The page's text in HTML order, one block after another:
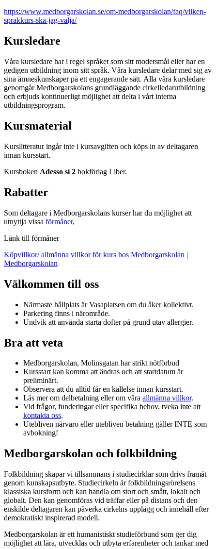
https://www.medborgarskolan.se/om-medborgarskolan/faq/vilken-
sprakkurs-ska-jag-valja/
Kursledare
Våra kursledare har i regel språket som sitt modersmål eller har en
gedigen utbildning inom sitt språk. Våra kursledare delar med sig av
sina ämneskunskaper på ett engagerande sätt. Alla våra kursledare
genomgår Medborgarskolans grundläggande cirkelledarutbildning
och erbjuds kontinuerligt möjlighet att delta i vårt interna
utbildningsprogram.
Kursmaterial
Kurslitteratur ingår inte i kursavgiften och köps in av deltagaren
innan kursstart.
Kursboken Adesso sì 2 bokförlag Liber.
Rabatter
Som deltagare i Medborgarskolans kurser har du möjlighet att
utnyttja vissa förmåner,
Länk till förmåner
Köpvillkor/ allmänna villkor för kurs hos Medborgarskolan |
Medborgarskolan
Välkommen till oss
Närmaste hållplats är Vasaplatsen om du åker kollektivt.
Parkering finns i närområde.
Undvik att använda starta dofter på grund utav allergier.
Bra att veta
Medborgarskolan, Molinsgatan har strikt nötförbud
Kursstart kan komma att ändras och att startdatum är
preliminärt.
Observera att du alltid får en kallelse innan kursstart.
Läs mer om delbetalning eller om våra allmänna villkor.
Vid frågor, funderingar eller specifika behov, tveka inte att
kontakta oss.
Utebliven närvaro eller utebliven betalning gäller INTE som
avbokning!
Medborgarskolan och folkbildning
Folkbildning skapar vi tillsammans i studiecirklar som drivs framåt
genom kunskapsutbyte. Studiecirkeln är folkbildningsrörelsens
klassiska kursform och kan handla om stort och smått, lokalt och
globalt. Den kan genomföras vid träffar eller på distans och den
enskilde deltagaren kan påverka cirkelns upplägg och innehåll efter
demokratiskt inspirerad modell.
Medborgarskolan är ett humanistiskt studieförbund som ger dig
möjlighet att lära, utvecklas och utbyta erfarenheter och tankar med